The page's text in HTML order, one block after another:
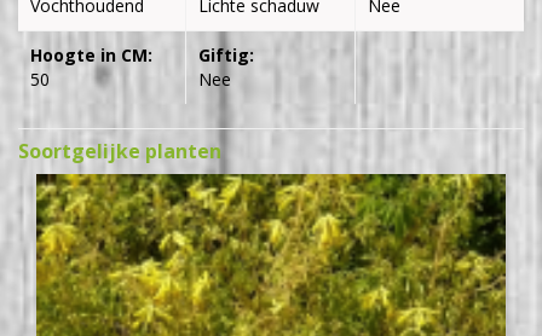
Vochthoudend
Lichte schaduw
Nee
Hoogte in CM:
50
Giftig:
Nee
Soortgelijke planten